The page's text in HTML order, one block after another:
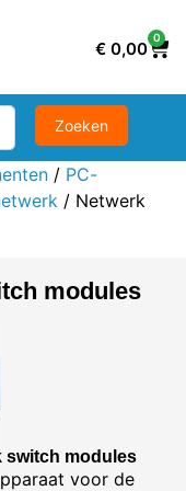
€ 0,00
0
/ PC-
/ Netwerk
modules
switch modules
voor de